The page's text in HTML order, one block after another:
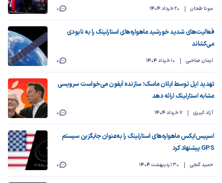
مونا طحان 0 20 خرداد 1404
فعالیت‌های شدید خورشید ماهواره‌های استارلینک را به نابودی
می‌کشاند
ایمان صاحبی 0 10 خرداد 1404
تهدید اپل توسط ایلان ماسک؛ سازنده آیفون می‌خواست سرویسی
مشابه استارلینک ارائه دهد
آزاد کبیری 0 7 خرداد 1404
اسپیس‌ایکس ماهواره‌های استارلینک را به‌عنوان جایگزین سیستم
GPS پیشنهاد کرد
حمید گنجی 0 30 اردیبهشت 1404